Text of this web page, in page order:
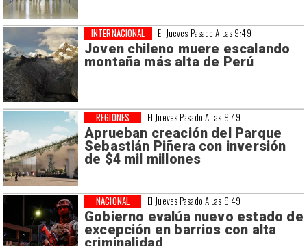
El Jueves Pasado A Las 9:49
Joven chileno muere escalando
montaña más alta de Perú
INTERNACIONAL
El Jueves Pasado A Las 9:49
Aprueban creación del Parque
Sebastián Piñera con inversión
de $4 mil millones
REGIONES
El Jueves Pasado A Las 9:49
Gobierno evalúa nuevo estado de
excepción en barrios con alta
NACIONAL